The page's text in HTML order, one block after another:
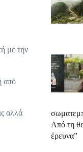
με την
από
αλλά
Από τη
έρευνα”